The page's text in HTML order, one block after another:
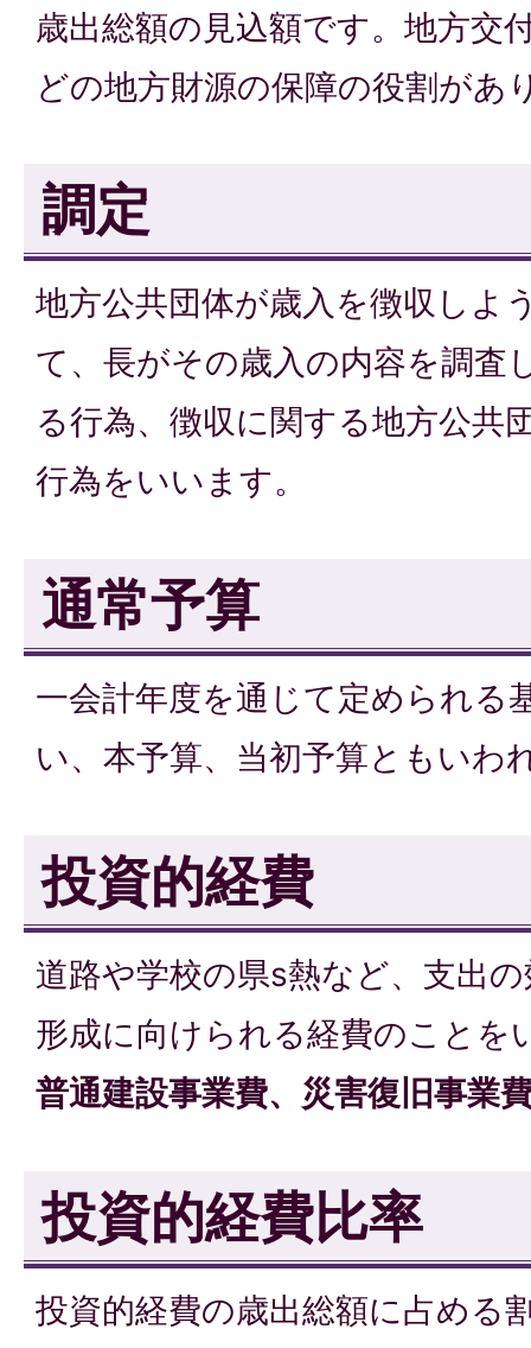
歳出総額の見込額です。地方交
どの地方財源の保障の役割があ
調定
地方公共団体が歳入を徴収しよ
て、長がその歳入の内容を調査
る行為、徴収に関する地方公共
行為をいいます。
通常予算
一会計年度を通じて定められる
い、本予算、当初予算ともいわ
投資的経費
道路や学校の県s熱など、支出
形成に向けられる経費のことを
普通建設事業費、災害復旧事業
投資的経費比率
投資的経費の歳出総額に占める